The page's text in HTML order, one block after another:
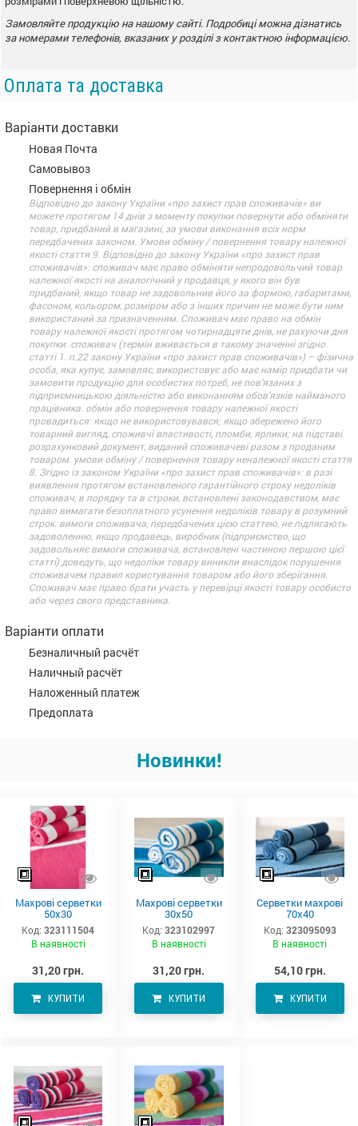
Замовляйте продукцію на нашому сайті. Подробиці можна дізнатись
за номерами телефонів, вказаних у розділі з контактною інформацією.
Оплата та доставка
Варіанти доставки
Новая Почта
Самовывоз
Повернення і обмін
Відповідно до закону України «про захист прав споживачів» ви
можете протягом 14 днів з моменту покупки повернути або обміняти
товар, придбаний в магазині, за умови виконання всіх норм
передбачених законом. Умови обміну / повернення товару належної
якості стаття 9. Відповідно до закону України «про захист прав
споживачів»: споживач має право обміняти непродовольчий товар
належної якості на аналогічний у продавця, у якого він був
придбаний, якщо товар не задовольнив його за формою, габаритами,
фасоном, кольором, розміром або з інших причин не може бути ним
використаний за призначенням. Споживач має право на обмін
товару належної якості протягом чотирнадцяти днів, не рахуючи дня
покупки. споживач (термін вживається в такому значенні згідно
статті 1. п.22 закону України «про захист прав споживачів») – фізична
особа, яка купує, замовляє, використовує або має намір придбати чи
замовити продукцію для особистих потреб, не пов’язаних з
підприємницькою діяльністю або виконанням обов’язків найманого
працівника. обмін або повернення товару належної якості
провадиться: якщо не використовувався; якщо збережено його
товарний вигляд, споживчі властивості, пломби, ярлики; на підставі
розрахунковий документ, виданий споживачеві разом з проданим
товаром. умови обміну / повернення товару неналежної якості стаття
8. Згідно із законом України «про захист прав споживачів»: в разі
виявлення протягом встановленого гарантійного строку недоліків
споживач, в порядку та в строки, встановлені законодавством, має
право вимагати безоплатного усунення недоліків товару в розумний
строк. вимоги споживача, передбачених цією статтею, не підлягають
задоволенню, якщо продавець, виробник (підприємство, що
задовольняє вимоги споживача, встановлені частиною першою цієї
статті) доведуть, що недоліки товару виникли внаслідок порушення
споживачем правил користування товаром або його зберігання.
Споживач має право брати участь у перевірці якості товару особисто
або через свого представника.
Варіанти оплати
Безналичный расчёт
Наличный расчёт
Наложенный платеж
Предоплата
Новинки!
Махрові серветки
50х30
Код: 323111504
В наявності
31,20 грн.
КУПИТИ
Махрові серветки
30х50
Код: 323102997
В наявності
31,20 грн.
КУПИТИ
Серветки махрові
70х40
Код: 323095093
В наявності
54,10 грн.
КУПИТИ